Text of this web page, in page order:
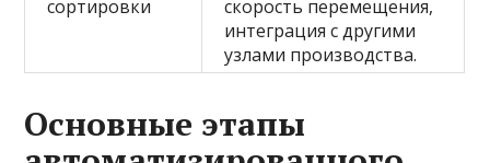
сортировки
скорость перемещения,
интеграция с другими
узлами производства.
Основные этапы